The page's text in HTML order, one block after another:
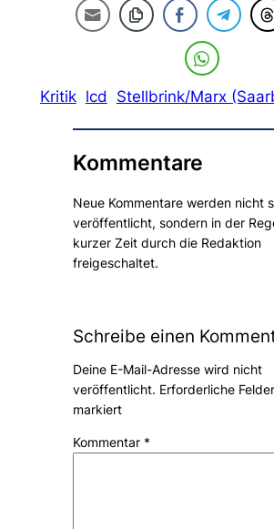
Kritik lcd Stellbrink/Marx
Kommentare
Neue Kommentare werden nicht
veröffentlicht, sondern in der
kurzer Zeit durch die Redaktion
freigeschaltet.
Schreibe einen
Deine E-Mail-Adresse wird nicht
veröffentlicht. Erforderliche
markiert
Kommentar *